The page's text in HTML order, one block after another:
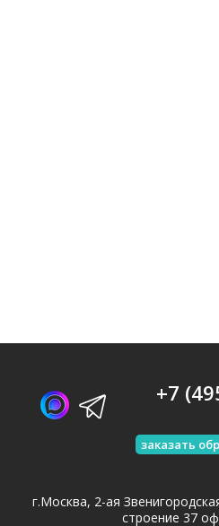
+7
заказать
г.Москва, 2-ая
строение 37